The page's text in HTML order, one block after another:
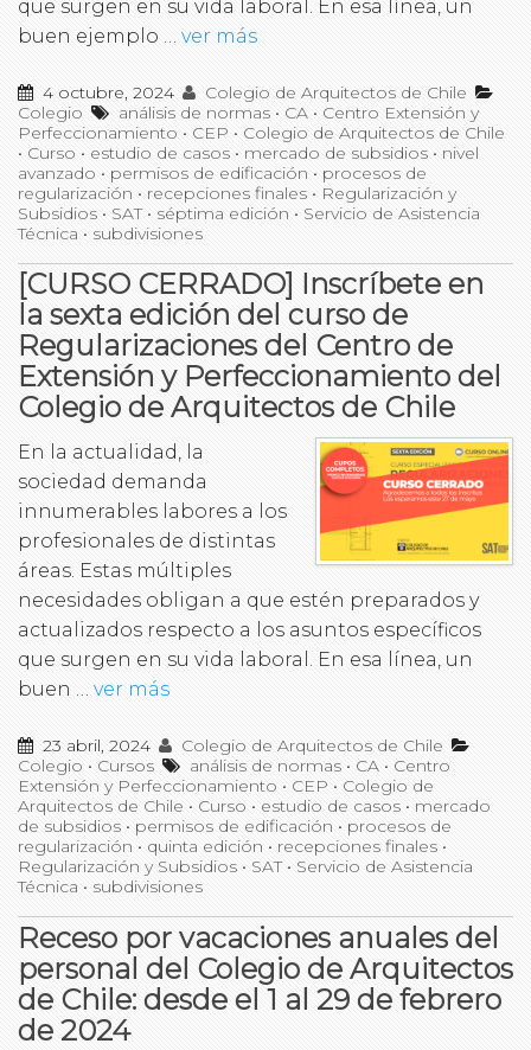
que surgen en su vida laboral. En esa línea, un
buen ejemplo … ver más
4 octubre, 2024
Colegio de Arquitectos de Chile
Colegio
análisis de normas • CA • Centro Extensión y
Perfeccionamiento • CEP • Colegio de Arquitectos de Chile
• Curso • estudio de casos • mercado de subsidios • nivel
avanzado • permisos de edificación • procesos de
regularización • recepciones finales • Regularización y
Subsidios • SAT• séptima edición • Servicio de Asistencia
Técnica • subdivisiones
[CURSO CERRADO] Inscríbete en
la sexta edición del curso de
Regularizaciones del Centro de
Extensión y Perfeccionamiento del
Colegio de Arquitectos de Chile
En la actualidad, la
sociedad demanda
innumerables labores a los
profesionales de distintas
áreas. Estas múltiples
necesidades obligan a que estén preparados y
actualizados respecto a los asuntos específicos
que surgen en su vida laboral. En esa línea, un
buen … ver más
23 abril, 2024
Colegio de Arquitectos de Chile
Colegio • Cursos análisis de normas • CA • Centro
Extensión y Perfeccionamiento • CEP • Colegio de
Arquitectos de Chile • Curso • estudio de casos • mercado
de subsidios • permisos de edificación • procesos de
regularización • quinta edición • recepciones finales •
Regularización y Subsidios • SAT• Servicio de Asistencia
Técnica • subdivisiones
Receso por vacaciones anuales del
personal del Colegio de Arquitectos
de Chile: desde el 1 al 29 de febrero
de 2024